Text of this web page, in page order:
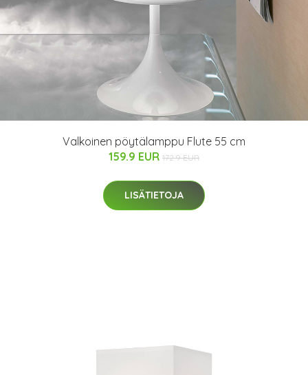
Valkoinen pöytälamppu Flute 55 cm
159.9 EUR 172.9 EUR
LISÄTIETOJA